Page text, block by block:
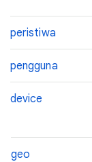
peristiwa
pengguna
device
geo